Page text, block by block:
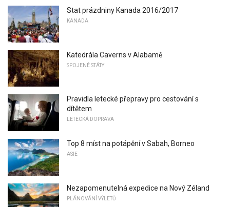
Stat prázdniny Kanada 2016/2017
KANADA
Katedrála Caverns v Alabamě
SPOJENÉ STÁTY
Pravidla letecké přepravy pro cestování s
dítětem
LETECKÁ DOPRAVA
Top 8 míst na potápění v Sabah, Borneo
ASIE
Nezapomenutelná expedice na Nový Zéland
PLÁNOVÁNÍ VÝLETŮ